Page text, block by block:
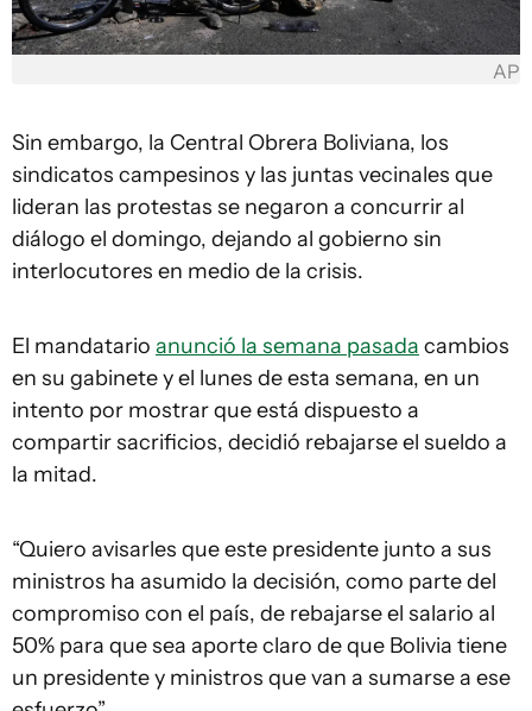
AP
Sin embargo, la Central Obrera Boliviana, los
sindicatos campesinos y las juntas vecinales que
lideran las protestas se negaron a concurrir al
diálogo el domingo, dejando al gobierno sin
interlocutores en medio de la crisis.
El mandatario anunció la semana pasada cambios
en su gabinete y el lunes de esta semana, en un
intento por mostrar que está dispuesto a
compartir sacrificios, decidió rebajarse el sueldo a
la mitad.
“Quiero avisarles que este presidente junto a sus
ministros ha asumido la decisión, como parte del
compromiso con el país, de rebajarse el salario al
50% para que sea aporte claro de que Bolivia tiene
un presidente y ministros que van a sumarse a ese